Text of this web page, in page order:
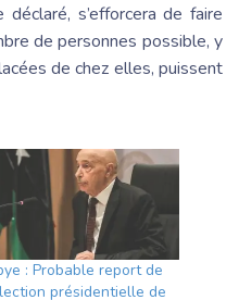
s’efforcera de faire
de personnes possible, y
de chez elles, puissent
: Probable report de
présidentielle de